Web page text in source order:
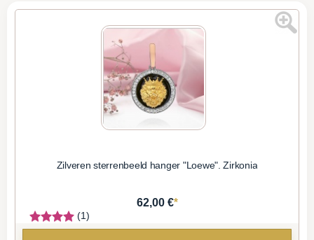
Zilveren sterrenbeeld hanger "Loewe". Zirkonia
62,00 €*
(1)